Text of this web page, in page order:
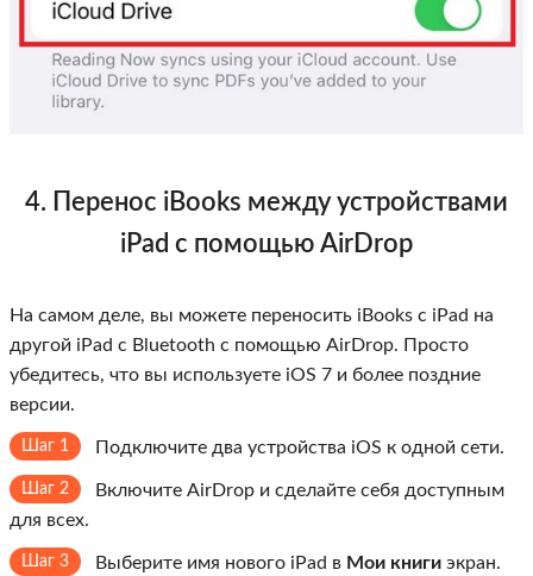
4. Перенос iBooks между устройствами
iPad с помощью AirDrop
На самом деле, вы можете переносить iBooks с iPad на
другой iPad с Bluetooth с помощью AirDrop. Просто
убедитесь, что вы используете iOS 7 и более поздние
версии.
Шаг 1 Подключите два устройства iOS к одной сети.
Шаг 2
Включите AirDrop и сделайте себя доступным
для всех.
Шаг 3 Выберите имя нового iPad в Мои книги экран.